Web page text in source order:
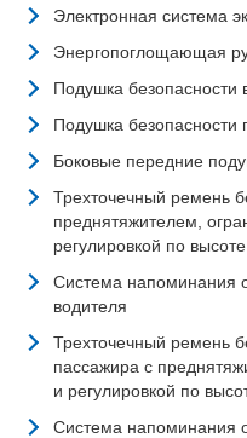
Электронная система
Энергопоглощающая
Подушка безопасности
Подушка безопасности
Боковые передние
Трехточечный ремень
преднятяжителем,
регулировкой по высоте
Система напоминания
водителя
Трехточечный ремень
пассажира с
и регулировкой по
Система напоминания